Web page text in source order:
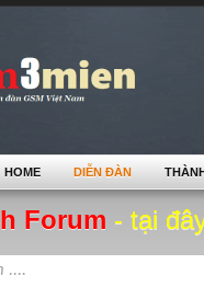
Forum - tại
HOME DIỄN ĐÀN